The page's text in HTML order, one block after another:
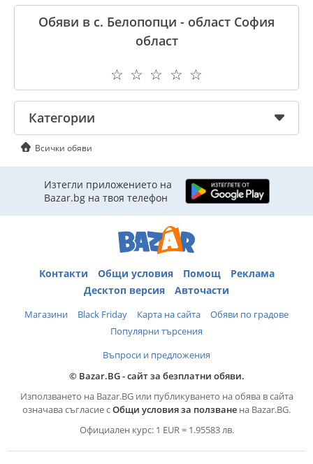
Обяви в с. Белопопци - област София
област
☆
☆
☆
☆
☆
Категории
Всички обяви
Изтегли приложението на
Bazar.bg на твоя телефон
Контакти Общи условия Помощ
Реклама
Десктоп версия
Авточасти
Магазини Black Friday Карта на сайта
Обяви по градове
Популярни търсения
Въпроси и предложения
© Bazar.BG - сайт за безплатни обяви.
Използването на Bazar.BG или публикуването на обява в сайта
означава съгласие сОбщи условия за ползване на Bazar.BG.
Официален курс: 1 EUR = 1.95583 лв.